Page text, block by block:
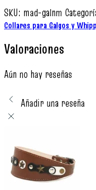
SKU: mad-galnm
Collares para Galgos y
Valoraciones
Aún no hay reseñas
Añadir una reseña